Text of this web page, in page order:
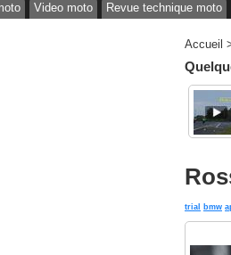
Video moto Revue technique moto
Accueil
trial bmw